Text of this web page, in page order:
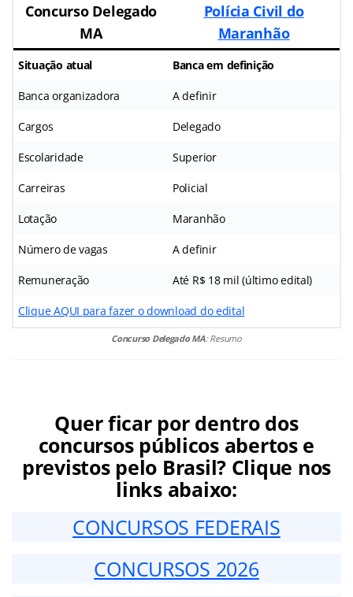
Concurso Delegado
MA
Polícia Civil do
Maranhão
Situação atual Banca em definição
Banca organizadora A definir
Cargos Delegado
Escolaridade Superior
Carreiras Policial
Lotação Maranhão
Número de vagas A definir
Remuneração Até R$ 18 mil (último edital)
Clique AQUI para fazer o download do edital
Concurso Delegado MA: Resumo
Quer ficar por dentro dos
concursos públicos abertos e
previstos pelo Brasil? Clique nos
links abaixo:
CONCURSOS FEDERAIS
CONCURSOS 2026